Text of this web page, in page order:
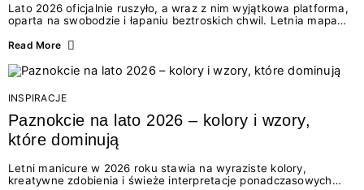
Lato 2026 oficjalnie ruszyło, a wraz z nim wyjątkowa platforma,
oparta na swobodzie i łapaniu beztroskich chwil. Letnia mapa
doświadczenia wakacji – od spontanicznych wyjazdów, przez
Motywem przewodnim jest eksplorowanie i kolekcjonowanie
letnich momentów. Z tej okazji przygotowaliśmy coś absolutnie
wyjątkowego: wielki konkurs z wakacje.pl oraz dawkę
najgorętszych trendów w...
Read More
INSPIRACJE
Paznokcie na lato 2026 – kolory i wzory,
które dominują
Letni manicure w 2026 roku stawia na wyraziste kolory,
kreatywne zdobienia i świeże interpretacje ponadczasowych